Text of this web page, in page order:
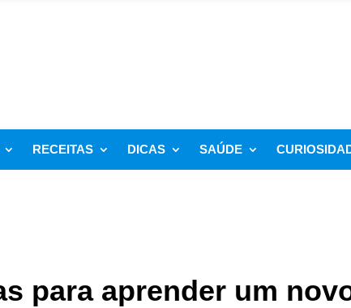
RECEITAS DICAS SAÚDE
para aprender um